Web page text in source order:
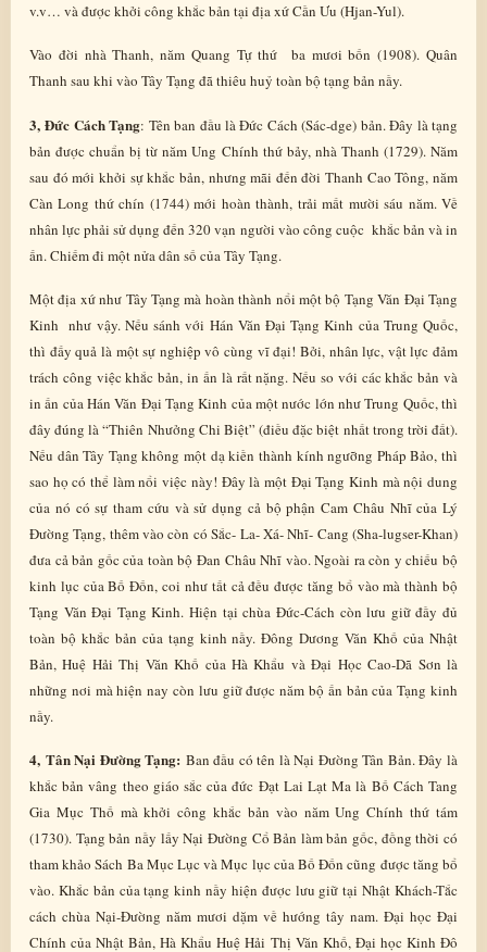
v.v… và được khởi công khắc bản tại địa xứ Cần Ưu (Hjan-Yul).
Vào đời nhà Thanh, năm Quang Tự thứ ba mươi bốn (1908). Quân
Thanh sau khi vào Tây Tạng đã thiêu huỷ toàn bộ tạng bản nầy.
3, Đức Cách Tạng: Tên ban đầu là Đức Cách (Sác-dge) bản. Đây là tạng
bản được chuẩn bị từ năm Ung Chính thứ bảy, nhà Thanh (1729). Năm
sau đó mới khởi sự khắc bản, nhưng mãi đến đời Thanh Cao Tông, năm
Càn Long thứ chín (1744) mới hoàn thành, trải mất mười sáu năm. Về
nhân lực phải sử dụng đến 320 vạn người vào công cuộc khắc bản và in
ấn. Chiếm đi một nửa dân số của Tây Tạng.
Một địa xứ như Tây Tạng mà hoàn thành nổi một bộ Tạng Văn Đại Tạng
Kinh như vậy. Nếu sánh với Hán Văn Đại Tạng Kinh của Trung Quốc,
thì đấy quả là một sự nghiệp vô cùng vĩ đại! Bởi, nhân lực, vật lực đảm
trách công việc khắc bản, in ấn là rất nặng. Nếu so với các khắc bản và
in ấn của Hán Văn Đại Tạng Kinh của một nước lớn như Trung Quốc, thì
đây đúng là “Thiên Nhưởng Chi Biệt” (điều đặc biệt nhất trong trời đất).
Nếu dân Tây Tạng không một dạ kiền thành kính ngưỡng Pháp Bảo, thì
sao họ có thể làm nổi việc này! Đây là một Đại Tạng Kinh mà nội dung
của nó có sự tham cứu và sử dụng cả bộ phận Cam Châu Nhĩ của Lý
Đường Tạng, thêm vào còn có Sắc- La- Xá- Nhĩ- Cang (Sha-lugser-Khan)
đưa cả bản gốc của toàn bộ Đan Châu Nhĩ vào. Ngoài ra còn y chiếu bộ
kinh lục của Bố Đốn, coi như tất cả đều được tăng bổ vào mà thành bộ
Tạng Văn Đại Tạng Kinh. Hiện tại chùa Đức-Cách còn lưu giữ đầy đủ
toàn bộ khắc bản của tạng kinh nầy. Đông Dương Văn Khố của Nhật
Bản, Huệ Hải Thị Văn Khố của Hà Khẩu và Đại Học Cao-Dã Sơn là
những nơi mà hiện nay còn lưu giữ được năm bộ ấn bản của Tạng kinh
nầy.
4, Tân Nại Đường Tạng: Ban đầu có tên là Nại Đường Tân Bản. Đây là
khắc bản vâng theo giáo sắc của đức Đạt Lai Lạt Ma là Bố Cách Tang
Gia Mục Thố mà khởi công khắc bản vào năm Ung Chính thứ tám
(1730). Tạng bản nầy lấy Nại Đường Cổ Bản làm bản gốc, đồng thời có
tham khảo Sách Ba Mục Lục và Mục lục của Bố Đốn cũng được tăng bổ
vào. Khắc bản của tạng kinh nầy hiện được lưu giữ tại Nhật Khách-Tắc
cách chùa Nại-Đường năm mươi dặm về hướng tây nam. Đại học Đại
Chính của Nhật Bản, Hà Khẩu Huệ Hải Thị Văn Khố, Đại học Kinh Đô